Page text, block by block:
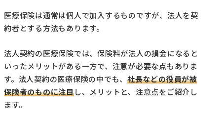
医療保険は通常は個人で加入するものですが、法人を契
約者とする方法もあります。
法人契約の医療保険では、保険料が法人の損金になると
いったメリットがある一方で、注意が必要な点もありま
す。法人契約の医療保険の中でも、社長などの役員が被
保険者のものに注目し、メリットと、注意点をご紹介し
ます。